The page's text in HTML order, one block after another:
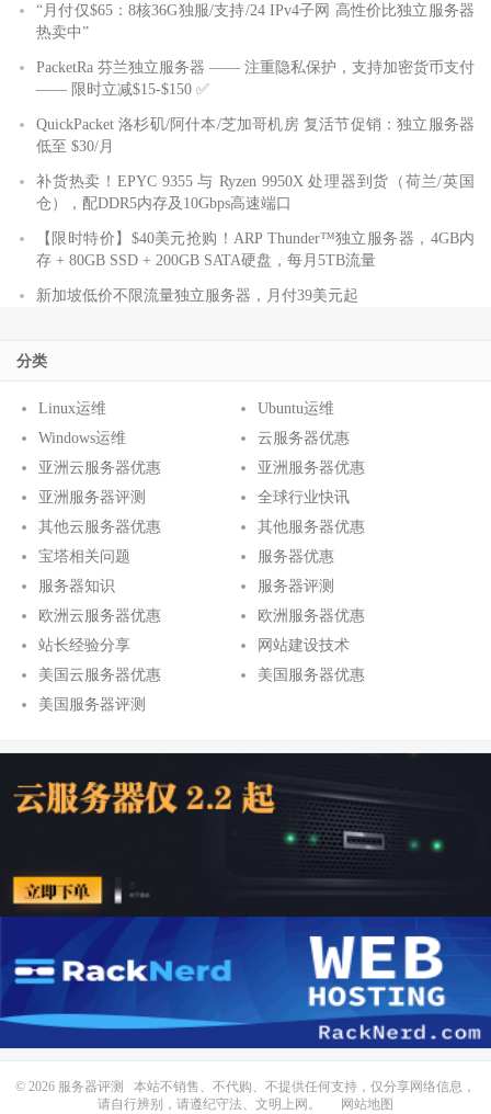
“月付仅$65：8核36G独服/支持/24 IPv4子网 高性价比独立服务器
热卖中”
PacketRa 芬兰独立服务器 —— 注重隐私保护，支持加密货币支付
—— 限时立减$15-$150 ✅
QuickPacket 洛杉矶/阿什本/芝加哥机房 复活节促销：独立服务器
低至 $30/月
补货热卖！EPYC 9355 与 Ryzen 9950X 处理器到货（荷兰/英国
仓），配DDR5内存及10Gbps高速端口
【限时特价】$40美元抢购！ARP Thunder™独立服务器，4GB内
存 + 80GB SSD + 200GB SATA硬盘，每月5TB流量
新加坡低价不限流量独立服务器，月付39美元起
分类
Linux运维
Ubuntu运维
Windows运维
云服务器优惠
亚洲云服务器优惠
亚洲服务器优惠
亚洲服务器评测
全球行业快讯
其他云服务器优惠
其他服务器优惠
宝塔相关问题
服务器优惠
服务器知识
服务器评测
欧洲云服务器优惠
欧洲服务器优惠
站长经验分享
网站建设技术
美国云服务器优惠
美国服务器优惠
美国服务器评测
© 2026 服务器评测
本站不销售、不代购、不提供任何支持，仅分享网络信息，
请自行辨别，请遵纪守法、文明上网。
网站地图